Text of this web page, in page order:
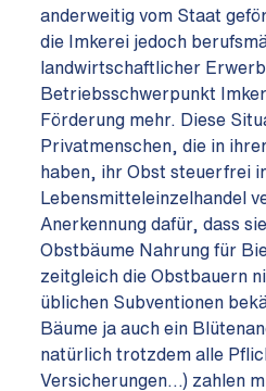
anderweitig vom Staat
die Imkerei jedoch
landwirtschaftlicher
Betriebsschwerpunkt
Förderung mehr. Diese
Privatmenschen, die in
haben, ihr Obst steuerfrei
Lebensmitteleinzelhandel
Anerkennung dafür, dass
Obstbäume Nahrung für
zeitgleich die Obstbauern
üblichen Subventionen
Bäume ja auch ein
natürlich trotzdem alle
Versicherungen…) zahlen